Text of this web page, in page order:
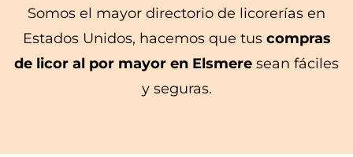
Somos el mayor directorio de licorerías en
Estados Unidos, hacemos que tuscompras
de licor al por mayor en Elsmere sean fáciles
y seguras.